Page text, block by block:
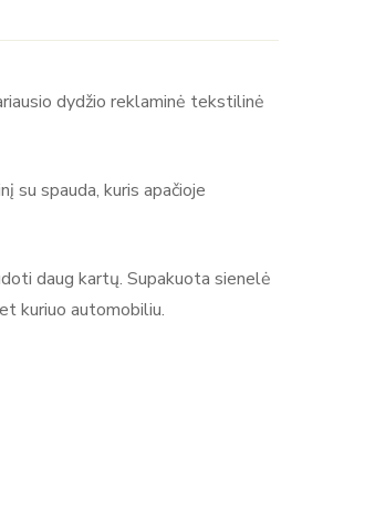
dydžio reklaminė tekstilinė
su spauda, kuris apačioje
daug kartų. Supakuota sienelė
kuriuo automobiliu.
Produktų asortimentą sudaro
ir kitos sistemos reklamai bei
pristatyti prekę ar prekės